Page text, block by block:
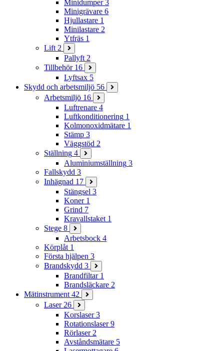
Minidumper 3
Minigrävare 6
Hjullastare 1
Minilastare 2
Ytfräs 1
Lift 2
Pallyft 2
Tillbehör 16
Lyftsax 5
Skydd och arbetsmiljö 56
Arbetsmiljö 16
Luftrenare 4
Luftkonditionering 1
Kolmonoxidmätare 1
Stämp 3
Väggstöd 2
Ställning 4
Aluminiumställning 3
Fallskydd 3
Inhägnad 17
Stängsel 3
Koner 1
Grind 7
Kravallstaket 1
Stege 8
Arbetsbock 4
Körplåt 1
Första hjälpen 3
Brandskydd 3
Brandfiltar 1
Brandsläckare 2
Mätinstrument 42
Laser 26
Korslaser 3
Rotationslaser 9
Rörlaser 2
Avståndsmätare 5